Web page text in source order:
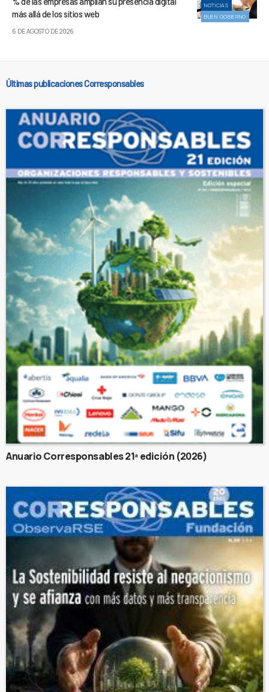
NOTICIAS
BUEN GOBIERNO
más allá de los sitios web
6 DE AGOSTO DE 2026
Últimas publicaciones Corresponsables
Anuario Corresponsables 21ª edición (2026)